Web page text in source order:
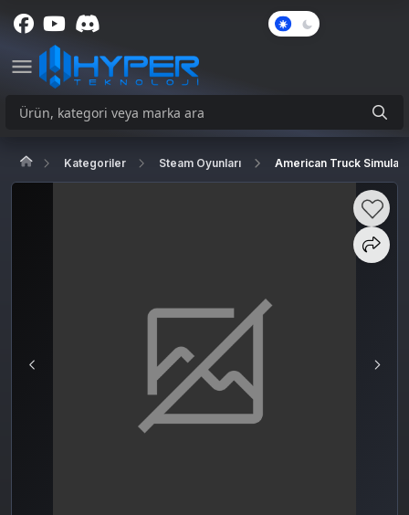
Kategoriler Steam Oyunları American Truck